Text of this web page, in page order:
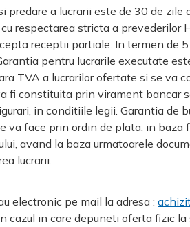
predare a lucrarii este de 30 de zile
respectarea stricta a prevederilor
receptii partiale. In termen de
pentru lucrarile executate
TVA a lucrarilor ofertate si se va
fi constituita prin virament bancar
in conditiile legii. Garantia de
va face prin ordin de plata, in baza
avand la baza urmatoarele
lucrarii.
electronic pe mail la adresa :
cazul in care depuneti oferta fizic la